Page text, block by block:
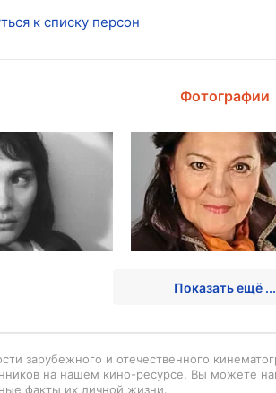
к списку персон
Фотографии
Показать ещё ...
зарубежного и отечественного
на нашем кино-ресурсе. Вы можете
факты их личной жизни.